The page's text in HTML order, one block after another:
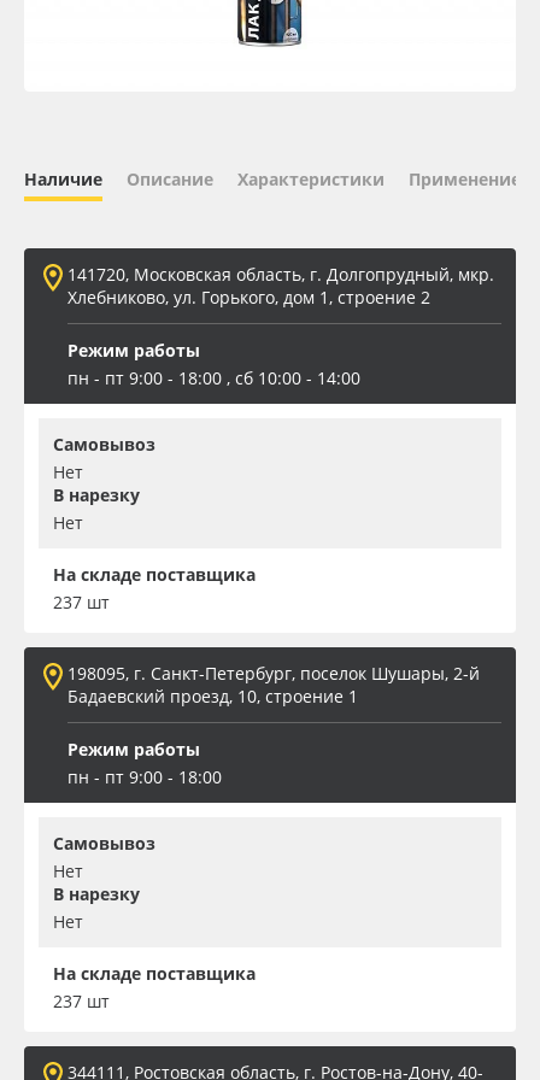
ПЭТ бэклит
Вспененный ПВХ
Заготовки для сувениров
Наличие Описание Характеристики Применение
141720, Московская область, г. Долгопрудный, мкр.
Хлебниково, ул. Горького, дом 1, строение 2
Режим работы
пн - пт 9:00 - 18:00 , сб 10:00 - 14:00
Самовывоз
Нет
В нарезку
Нет
На складе поставщика
237 шт
198095, г. Санкт-Петербург, поселок Шушары, 2-й
Бадаевский проезд, 10, строение 1
Режим работы
пн - пт 9:00 - 18:00
Самовывоз
Нет
В нарезку
Нет
На складе поставщика
237 шт
344111, Ростовская область, г. Ростов-на-Дону, 40-